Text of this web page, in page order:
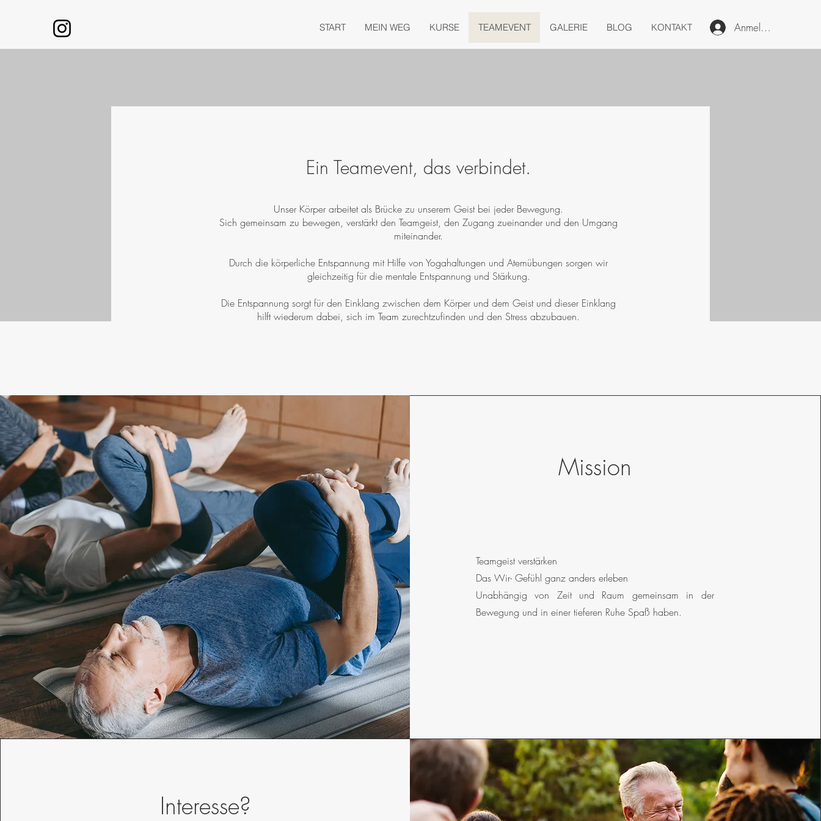
START MEIN WEG KURSE TEAMEVENT GALERIE BLOG KONTAKT Anmelden
Ein Teamevent, das verbindet.
Unser Körper arbeitet als Brücke zu unserem Geist bei jeder Bewegung.
Sich gemeinsam zu bewegen, verstärkt den Teamgeist, den Zugang zueinander und den Umgang
miteinander.
Durch die körperliche Entspannung mit Hilfe von Yogahaltungen und Atemübungen sorgen wir
gleichzeitig für die mentale Entspannung und Stärkung.
Die Entspannung sorgt für den Einklang zwischen dem Körper und dem Geist und dieser Einklang
hilft wiederum dabei, sich im Team zurechtzufinden und den Stress abzubauen.
Mission
Teamgeist verstärken
Das Wir- Gefühl ganz anders erleben
Unabhängig von Zeit und Raum gemeinsam in der
Bewegung und in einer tieferen Ruhe Spaß haben.
Interesse?